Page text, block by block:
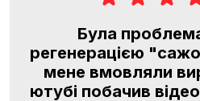
Була
регенерацією
мене вмовляли
ютубі побачив